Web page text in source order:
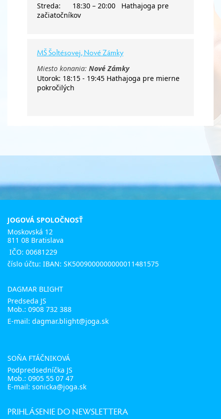
Streda: 18:30 – 20:00 Hathajoga pre
začiatočníkov
MŠ Šoltésovej, Nové Zámky
Miesto konania: Nové Zámky
Utorok: 18:15 - 19:45 Hathajoga pre mierne
pokročilých
JOGOVÁ SPOLOČNOSŤ
Moskovská 12
811 08 Bratislava
IČO: 00681229
číslo účtu: IBAN: SK5009000000000011481575
DAGMAR BLIGHT
Predseda JS
Mob.: 0908 732 388
E-mail: dagmar.blight@joga.sk
SOŇA FTÁČNIKOVÁ
Podpredsedníčka JS
Mob.: 0905 55 07 47
E-mail: sonicka@joga.sk
PRIHLÁSENIE DO NEWSLETTERA